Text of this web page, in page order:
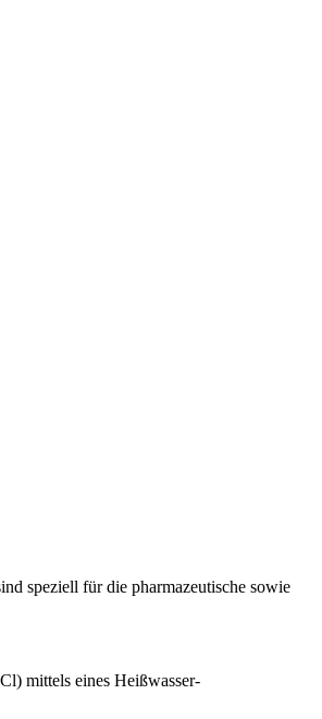
speziell für die pharmazeutische sowie
mittels eines Heißwasser-